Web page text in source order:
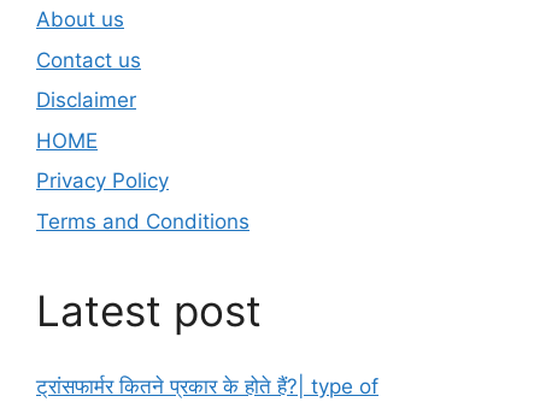
About us
Contact us
Disclaimer
HOME
Privacy Policy
Terms and Conditions
Latest post
ट्रांसफार्मर कितने प्रकार के होते हैं?| type of